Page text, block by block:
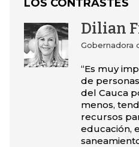
LOS CONTRASTES
Dilian
Gobernadora
“Es muy
de
del Cauca
menos,
recursos
educación,